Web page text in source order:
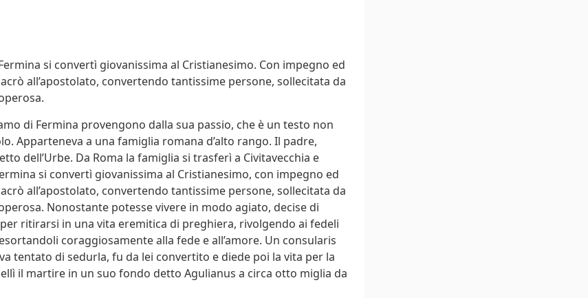
si convertì giovanissima al Cristianesimo. Con impegno ed
all’apostolato, convertendo tantissime persone, sollecitata da
di Fermina provengono dalla sua passio, che è un testo non
Apparteneva a una famiglia romana d’alto rango. Il padre,
dell’Urbe. Da Roma la famiglia si trasferì a Civitavecchia e
si convertì giovanissima al Cristianesimo, con impegno ed
all’apostolato, convertendo tantissime persone, sollecitata da
Nonostante potesse vivere in modo agiato, decise di
ritirarsi in una vita eremitica di preghiera, rivolgendo ai fedeli
coraggiosamente alla fede e all’amore. Un consularis
tentato di sedurla, fu da lei convertito e diede poi la vita per la
il martire in un suo fondo detto Agulianus a circa otto miglia da